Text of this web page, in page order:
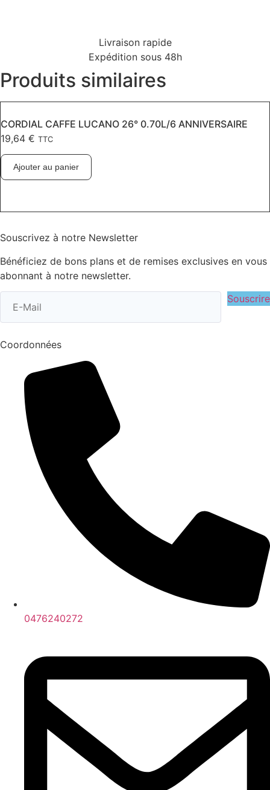
Livraison rapide
Expédition sous 48h
Produits similaires
CORDIAL CAFFE LUCANO 26° 0.70L/6 ANNIVERSAIRE
19,64 € TTC
Ajouter au panier
Souscrivez à notre Newsletter
Bénéficiez de bons plans et de remises exclusives en vous
abonnant à notre newsletter.
Souscrire
Coordonnées
0476240272